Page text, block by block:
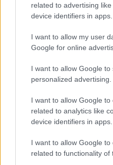
related to advertising
device identifiers in apps.
I want to allow my user
Google for online
I want to allow Google to
personalized advertising.
I want to allow Google to
related to analytics like
device identifiers in apps.
I want to allow Google to
related to functionality of
Τέτα Κωνσταντά: